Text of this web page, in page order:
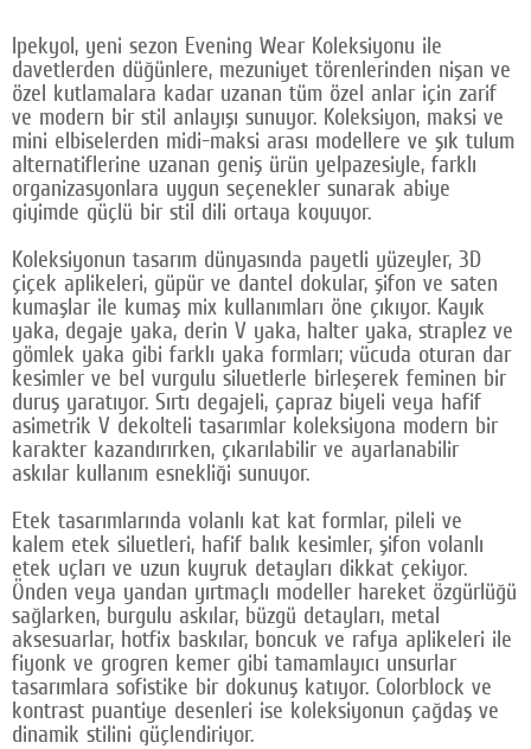
Ipekyol, yeni sezon Evening Wear Koleksiyonu ile
davetlerden düğünlere, mezuniyet törenlerinden nişan ve
özel kutlamalara kadar uzanan tüm özel anlar için zarif
ve modern bir stil anlayışı sunuyor. Koleksiyon, maksi ve
mini elbiselerden midi-maksi arası modellere ve şık tulum
alternatiflerine uzanan geniş ürün yelpazesiyle, farklı
organizasyonlara uygun seçenekler sunarak abiye
giyimde güçlü bir stil dili ortaya koyuyor.
Koleksiyonun tasarım dünyasında payetli yüzeyler, 3D
çiçek aplikeleri, güpür ve dantel dokular, şifon ve saten
kumaşlar ile kumaş mix kullanımları öne çıkıyor. Kayık
yaka, degaje yaka, derin V yaka, halter yaka, straplez ve
gömlek yaka gibi farklı yaka formları; vücuda oturan dar
kesimler ve bel vurgulu siluetlerle birleşerek feminen bir
duruş yaratıyor. Sırtı degajeli, çapraz biyeli veya hafif
asimetrik V dekolteli tasarımlar koleksiyona modern bir
karakter kazandırırken, çıkarılabilir ve ayarlanabilir
askılar kullanım esnekliği sunuyor.
Etek tasarımlarında volanlı kat kat formlar, pileli ve
kalem etek siluetleri, hafif balık kesimler, şifon volanlı
etek uçları ve uzun kuyruk detayları dikkat çekiyor.
Önden veya yandan yırtmaçlı modeller hareket özgürlüğü
sağlarken, burgulu askılar, büzgü detayları, metal
aksesuarlar, hotfix baskılar, boncuk ve rafya aplikeleri ile
fiyonk ve grogren kemer gibi tamamlayıcı unsurlar
tasarımlara sofistike bir dokunuş katıyor. Colorblock ve
kontrast puantiye desenleri ise koleksiyonun çağdaş ve
dinamik stilini güçlendiriyor.